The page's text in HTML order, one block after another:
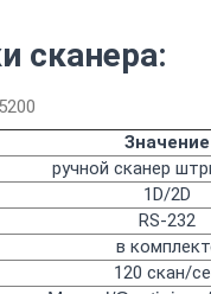
сканера:
Значение
ручной сканер
1D/2D
RS-232
в
120 скан/